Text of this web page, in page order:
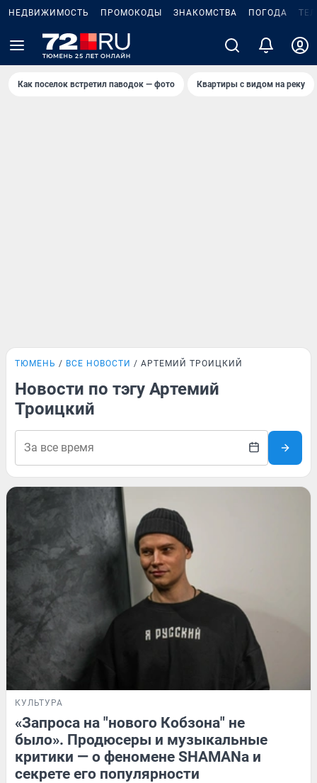
НЕДВИЖИМОСТЬ ПРОМОКОДЫ ЗНАКОМСТВА ПОГОДА
Как поселок встретил паводок — фото Квартиры с видом на реку
ТЮМЕНЬ ВСЕ НОВОСТИ АРТЕМИЙ ТРОИЦКИЙ
Новости по тэгу Артемий
Троицкий
КУЛЬТУРА
«Запроса на "нового Кобзона" не
было». Продюсеры и музыкальные
критики — о феномене SHAMANа и
секрете его популярности